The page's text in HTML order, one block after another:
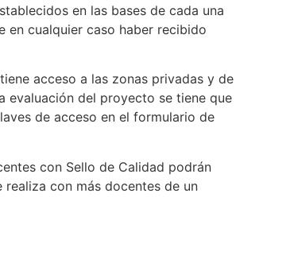
en las bases de cada una
en cualquier caso haber recibido
acceso a las zonas privadas y de
evaluación del proyecto se tiene que
de acceso en el formulario de
con Sello de Calidad podrán
con más docentes de un